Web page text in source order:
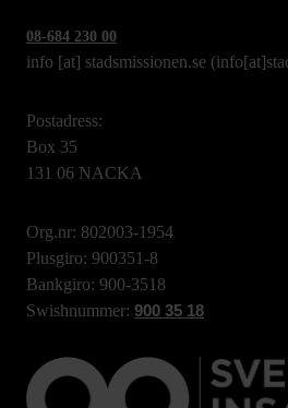
08-684 230 00
info [at] stadsmissionen.se
Postadress:
Box 35
131 06 NACKA
Org.nr: 802003-1954
Plusgiro: 900351-8
Bankgiro: 900-3518
Swishnummer: 900 35 18